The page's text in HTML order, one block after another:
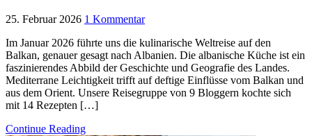
25. Februar 2026 1 Kommentar
Im Januar 2026 führte uns die kulinarische Weltreise auf den
Balkan, genauer gesagt nach Albanien. Die albanische Küche ist ein
faszinierendes Abbild der Geschichte und Geografie des Landes.
Mediterrane Leichtigkeit trifft auf deftige Einflüsse vom Balkan und
aus dem Orient. Unsere Reisegruppe von 9 Bloggern kochte sich
mit 14 Rezepten […]
Continue Reading